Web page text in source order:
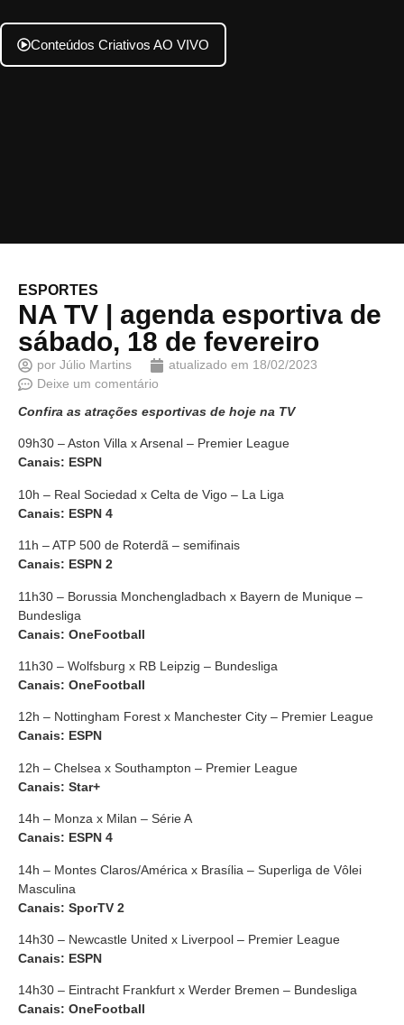
Conteúdos Criativos AO VIVO
ESPORTES
NA TV | agenda esportiva de
sábado, 18 de fevereiro
por Júlio Martins atualizado em 18/02/2023
Deixe um comentário
Confira as atrações esportivas de hoje na TV
09h30 – Aston Villa x Arsenal – Premier League
Canais: ESPN
10h – Real Sociedad x Celta de Vigo – La Liga
Canais: ESPN 4
11h – ATP 500 de Roterdã – semifinais
Canais: ESPN 2
11h30 – Borussia Monchengladbach x Bayern de Munique –
Bundesliga
Canais: OneFootball
11h30 – Wolfsburg x RB Leipzig – Bundesliga
Canais: OneFootball
12h – Nottingham Forest x Manchester City – Premier League
Canais: ESPN
12h – Chelsea x Southampton – Premier League
Canais: Star+
14h – Monza x Milan – Série A
Canais: ESPN 4
14h – Montes Claros/América x Brasília – Superliga de Vôlei
Masculina
Canais: SporTV 2
14h30 – Newcastle United x Liverpool – Premier League
Canais: ESPN
14h30 – Eintracht Frankfurt x Werder Bremen – Bundesliga
Canais: OneFootball